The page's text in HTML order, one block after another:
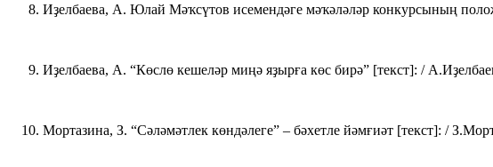
Иҙелбаева, А. Юлай Мәҡсүтов исемендәге мәҡәләләр конкурсының
Иҙелбаева, А. “Көслө кешеләр миңә яҙырға көс бирә” [текст]: /
Мортазина, З. “Сәләмәтлек көндәлеге” – бәхетле йәмғиәт [текст]: /